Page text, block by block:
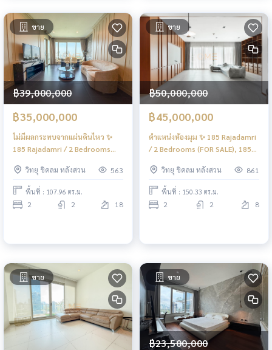
ขาย
฿39,000,000
฿35,000,000
ไม่มีผลกระทบจากแผ่นดินไหว ✨
185 Rajadamri / 2 Bedrooms
Bedrooms (FOR SALE) DO583
วิทยุ ชิดลม หลังสวน 563
พื้นที่ : 107.96 ตร.ม.
2 2 18
ขาย
฿50,000,000
฿45,000,000
ตำแหน่งห้องมุม ✨ 185 Rajadamri
/ 2 Bedrooms (FOR SALE), 185
วิทยุ ชิดลม หลังสวน
861
พื้นที่ : 150.33 ตร.ม.
2 2 8
ขาย ขาย
฿23,500,000